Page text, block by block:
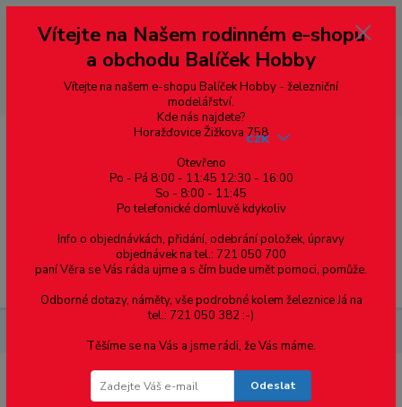
--- pro zákazníky ze Slovenska a jiných zemí, pokud chcete platit v eurech
přepněte si e-shop na euro 💶 pro přepočet měny - pravý horní roh ---
dobírky – pokud si z nějakého důvodu zásilku nevyzvednete, bude po
domluvě zaslána znovu s opětovnou platbou za poštovné, v opačném
případě bude zrušena a účet přidán na blacklist a rušeny následující
objednávky.
Menu
CZK
SMD Rezistor R0603 100Ω +-1%
Vítejte na Našem rodinném e-shopu
a obchodu Balíček Hobby
Vítejte na našem e-shopu Balíček Hobby - železniční
modelářství.
Kde nás najdete?
Horažďovice Žižkova 758
Otevřeno
Po - Pá 8:00 - 11:45 12:30 - 16:00
So - 8:00 - 11:45
Po telefonické domluvě kdykoliv
Info o objednávkách, přidání, odebrání položek, úpravy
objednávek na tel.: 721 050 700
paní Věra se Vás ráda ujme a s čím bude umět pomoci, pomůže.
Odborné dotazy, náměty, vše podrobné kolem železnice Já na
tel.: 721 050 382 :-)
Těšíme se na Vás a jsme rádi, že Vás máme.
Odeslat